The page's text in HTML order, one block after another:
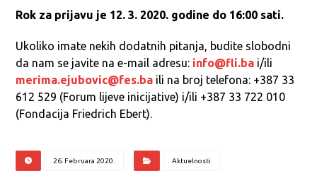
Rok za prijavu je 12. 3. 2020. godine do 16:00 sati.
Ukoliko imate nekih dodatnih pitanja, budite slobodni
da nam se javite na e-mail adresu: info@fli.ba i/ili
merima.ejubovic@fes.ba ili na broj telefona: +387 33
612 529 (Forum lijeve inicijative) i/ili +387 33 722 010
(Fondacija Friedrich Ebert).
26. Februara 2020. Aktuelnosti